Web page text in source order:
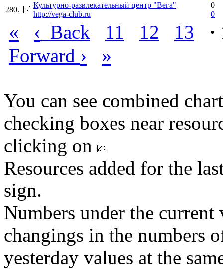
280.
Культурно-развлекательный центр "Вега"
http://vega-club.ru
0
0
« ‹ Back 11 12 13
·
Forward › »
You can see combined
checking boxes near
clicking on
Resources added for the
sign.
Numbers under the
changings in the numbers
yesterday values at the